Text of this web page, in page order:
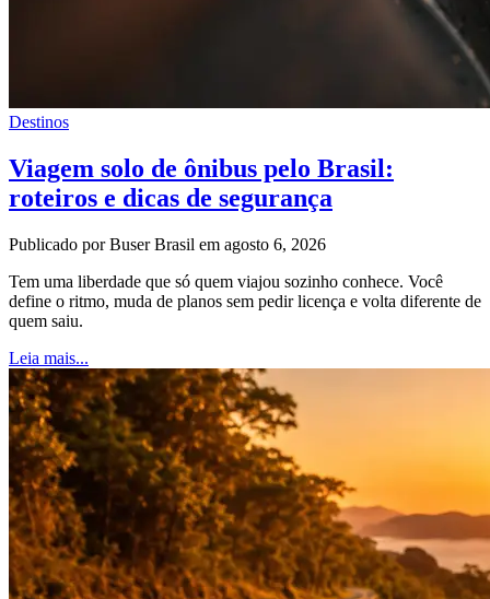
Destinos
Viagem solo de ônibus pelo Brasil:
roteiros e dicas de segurança
Publicado por Buser Brasil em agosto 6, 2026
Tem uma liberdade que só quem viajou sozinho conhece. Você
define o ritmo, muda de planos sem pedir licença e volta diferente de
quem saiu.
Leia mais...